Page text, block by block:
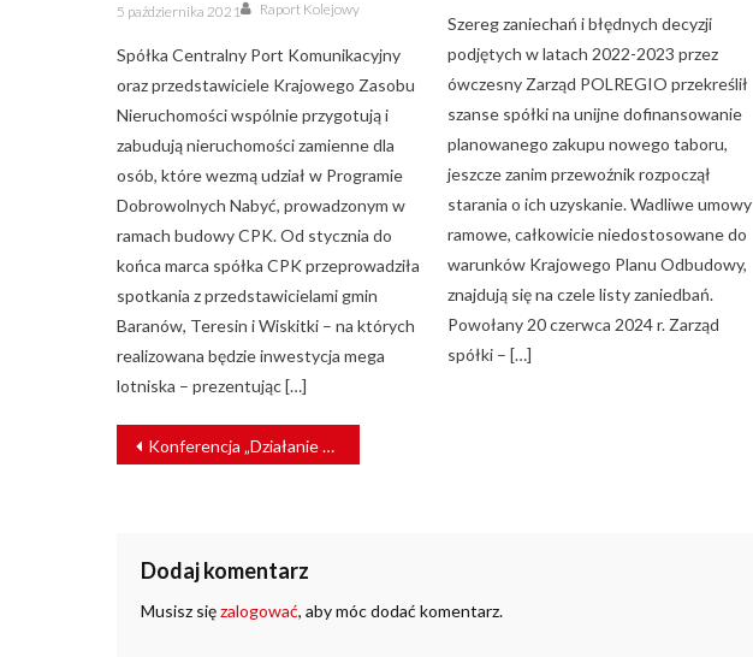
Posted
on
5 października 2021 Raport Kolejowy
Spółka Centralny Port Komunikacyjny
oraz przedstawiciele Krajowego Zasobu
Nieruchomości wspólnie przygotują i
zabudują nieruchomości zamienne dla
osób, które wezmą udział w Programie
Dobrowolnych Nabyć, prowadzonym w
ramach budowy CPK. Od stycznia do
końca marca spółka CPK przeprowadziła
spotkania z przedstawicielami gmin
Baranów, Teresin i Wiskitki – na których
realizowana będzie inwestycja mega
lotniska – prezentując […]
Szereg zaniechań i błędnych decyzji
podjętych w latach 2022-2023 przez
ówczesny Zarząd POLREGIO przekreślił
szanse spółki na unijne dofinansowanie
planowanego zakupu nowego taboru,
jeszcze zanim przewoźnik rozpoczął
starania o ich uzyskanie. Wadliwe umowy
ramowe, całkowicie niedostosowane do
warunków Krajowego Planu Odbudowy,
znajdują się na czele listy zaniedbań.
Powołany 20 czerwca 2024 r. Zarząd
spółki – […]
NAWIGACJA
WPISU
Konferencja „Działanie dyrektyw zamówieniowych w systemie krajowym rok po nowelizacji”
Dodaj komentarz
Musisz sięzalogować, aby móc dodać komentarz.